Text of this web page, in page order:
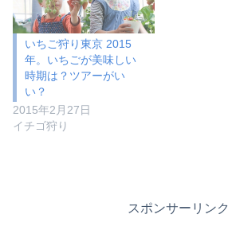
いちご狩り東京 2015
年。いちごが美味しい
時期は？ツアーがい
い？
2015年2月27日
イチゴ狩り
スポンサーリンク